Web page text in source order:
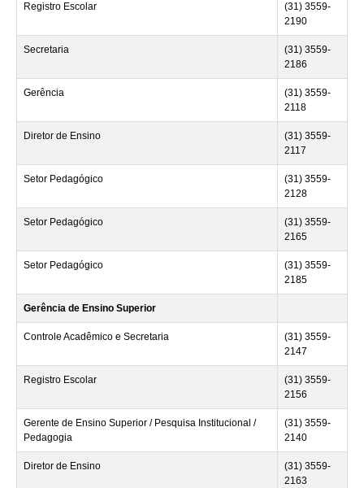
Registro Escolar
(31) 3559-
2190
Secretaria
(31) 3559-
2186
Gerência
(31) 3559-
2118
Diretor de Ensino
(31) 3559-
2117
Setor Pedagógico
(31) 3559-
2128
Setor Pedagógico
(31) 3559-
2165
Setor Pedagógico
(31) 3559-
2185
Gerência de Ensino Superior
Controle Acadêmico e Secretaria
(31) 3559-
2147
Registro Escolar
(31) 3559-
2156
Gerente de Ensino Superior / Pesquisa Institucional /
Pedagogia
(31) 3559-
2140
Diretor de Ensino
(31) 3559-
2163